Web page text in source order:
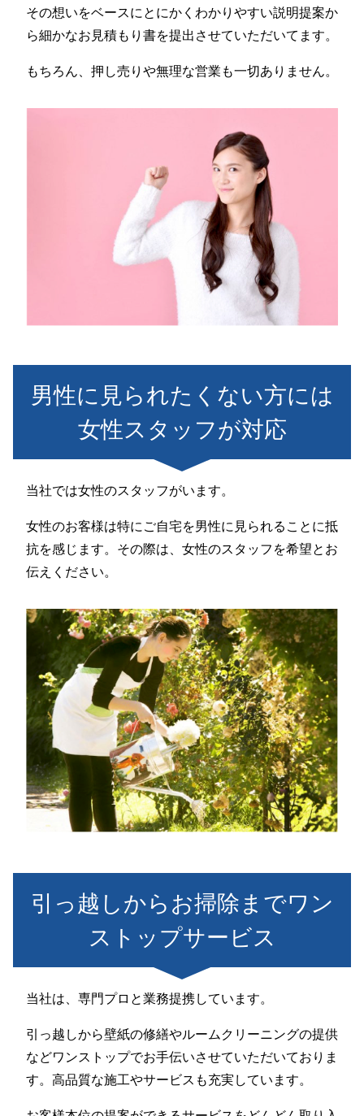
その想いをベースにとにかくわかりやすい説明提案か
ら細かなお見積もり書を提出させていただいてます。
もちろん、押し売りや無理な営業も一切ありません。
男性に見られたくない方には
女性スタッフが対応
当社では女性のスタッフがいます。
女性のお客様は特にご自宅を男性に見られることに抵
抗を感じます。その際は、女性のスタッフを希望とお
伝えください。
引っ越しからお掃除までワン
ストップサービス
当社は、専門プロと業務提携しています。
引っ越しから壁紙の修繕やルームクリーニングの提供
などワンストップでお手伝いさせていただいておりま
す。高品質な施工やサービスも充実しています。